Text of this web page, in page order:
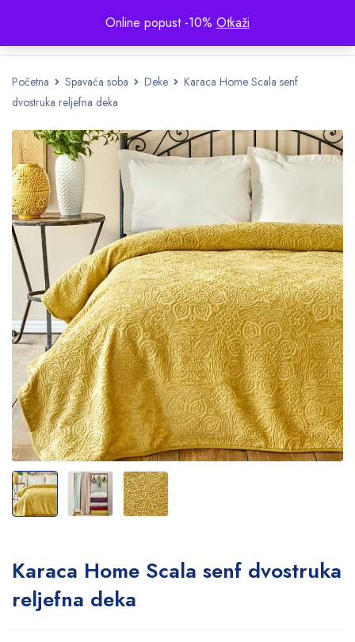
Online popust -10% Otkaži
Početna Spavaća soba Deke
Karaca Home Scala senf
dvostruka reljefna deka
Karaca Home Scala senf dvostruka
reljefna deka